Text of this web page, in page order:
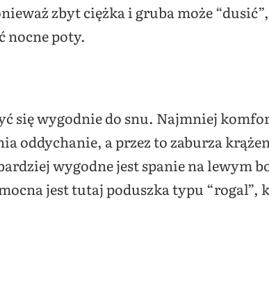
zbyt ciężka i gruba może
nocne poty.
się wygodnie do snu. Najmniej
oddychanie, a przez to zaburza
wygodne jest spanie na lewym
jest tutaj poduszka typu “rogal”,